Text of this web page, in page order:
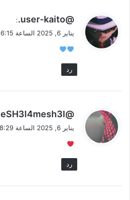
ي
ل
@user-kaito.
:
يناير 6, 2025 الساعة 6:15 م
رد
ي
ل
@MeSH3l4mesh3l
يناير 6, 2025 الساعة 8:29 م
رد